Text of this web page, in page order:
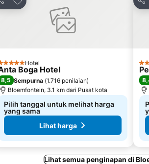
Bagikan
BintangHotel
Boga Hotel
8,5 Sempurna (1.716 penilaian)
Bloemfontein, 3.1 km dari Pusat kota
Pilih tanggal untuk melihat harga
yang sama
Lihat harga
3
Lihat semua penginapan di